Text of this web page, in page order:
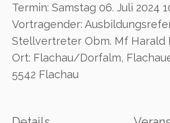
Termin: Samstag 06. Juli 2024
Vortragender:
Stellvertreter Obm. Mf Harald
Ort: Flachau/Dorfalm,
5542 Flachau